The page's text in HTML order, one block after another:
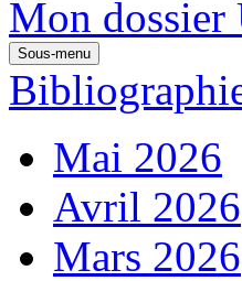
Mon dossier
Sous-menu
Mai 2026
Avril 2026
Mars 2026